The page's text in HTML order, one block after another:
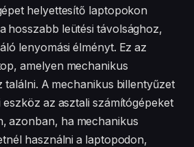
helyettesítő laptopokon
hosszabb leütési távolsághoz,
lenyomási élményt. Ez az
amelyen mechanikus
találni. A mechanikus billentyűzet
az asztali számítógépeket
azonban, ha mechanikus
használni a laptopodon,